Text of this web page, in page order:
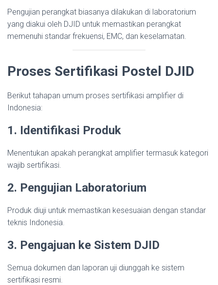
Pengujian perangkat biasanya dilakukan di laboratorium
yang diakui oleh DJID untuk memastikan perangkat
memenuhi standar frekuensi, EMC, dan keselamatan.
Proses Sertifikasi Postel DJID
Berikut tahapan umum proses sertifikasi amplifier di
Indonesia:
1. Identifikasi Produk
Menentukan apakah perangkat amplifier termasuk kategori
wajib sertifikasi.
2. Pengujian Laboratorium
Produk diuji untuk memastikan kesesuaian dengan standar
teknis Indonesia.
3. Pengajuan ke Sistem DJID
Semua dokumen dan laporan uji diunggah ke sistem
sertifikasi resmi.